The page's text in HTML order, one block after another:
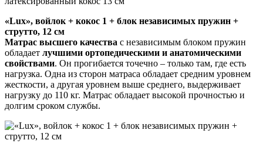
«Lux», войлок + кокос 1 + блок независимых пружин +
струтто, 12 см
Матрас высшего качества с независимым блоком пружин
обладает лучшими ортопедическими и анатомическими
свойствами. Он прогибается точечно – только там, где есть
нагрузка. Одна из сторон матраса обладает средним уровнем
жесткости, а другая уровнем выше среднего, выдерживает
нагрузку до 110 кг. Матрас обладает высокой прочностью и
долгим сроком службы.